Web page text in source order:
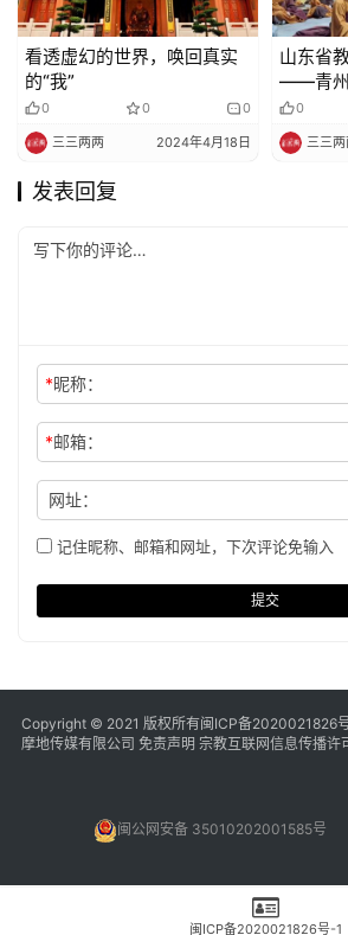
看透虚幻的世界，唤回真实
的“我”
0 0 0
三三两两 2024年4月18日
山东省
——青州
通启
0
三三
发表回复
*昵称：
*邮箱：
网址：
记住昵称、邮箱和网址，下次评论免输入
提交
Copyright © 2021 版权所有闽ICP备2020021826
摩地传媒有限公司 免责声明 宗教互联网信息传播
闽公网安备 35010202001585号
闽ICP备2020021826号-1